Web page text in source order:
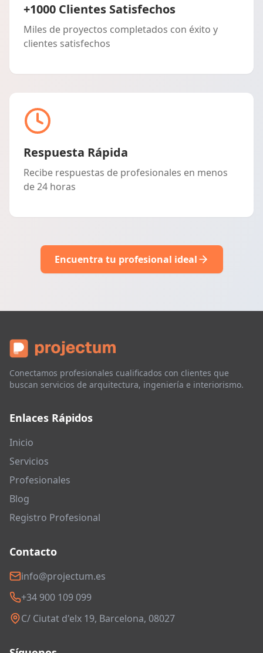
+1000 Clientes Satisfechos
Miles de proyectos completados con éxito y
clientes satisfechos
Respuesta Rápida
Recibe respuestas de profesionales en menos
de 24 horas
Encuentra tu profesional ideal
Conectamos profesionales cualificados con clientes que
buscan servicios de arquitectura, ingeniería e interiorismo.
Enlaces Rápidos
Inicio
Servicios
Profesionales
Blog
Registro Profesional
Contacto
info@projectum.es
+34 900 109 099
C/ Ciutat d'elx 19, Barcelona, 08027